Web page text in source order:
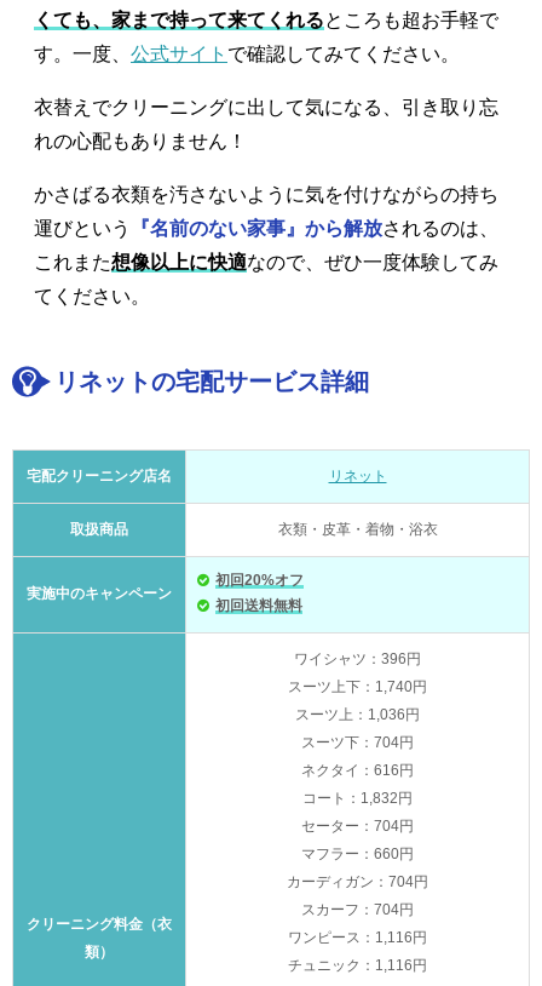
くても、家まで持って来てくれるところも超お手軽で
す。一度、 公式サイト で確認してみてください。
衣替えでクリーニングに出して気になる、引き取り忘
れの心配もありません！
かさばる衣類を汚さないように気を付けながらの持ち
運びという
『名前のない家事』から解放されるのは、
これまた想像以上に快適なので、ぜひ一度体験してみ
てください。
リネットの宅配サービス詳細
宅配クリーニング店名 リネット
取扱商品 衣類・皮革・着物・浴衣
実施中のキャンペーン
初回20%オフ
初回送料無料
クリーニング料金（衣
類）
ワイシャツ：396円
スーツ上下：1,740円
スーツ上：1,036円
スーツ下：704円
ネクタイ：616円
コート：1,832円
セーター：704円
マフラー：660円
カーディガン：704円
スカーフ：704円
ワンピース：1,116円
チュニック：1,116円